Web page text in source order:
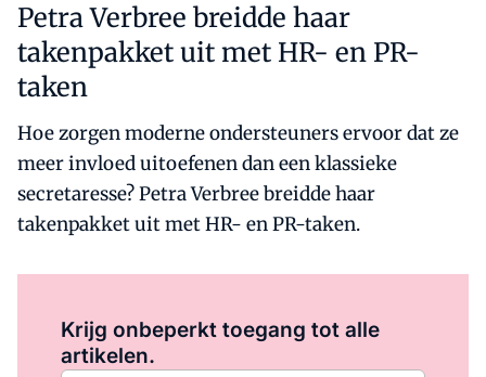
Petra Verbree breidde haar
takenpakket uit met HR- en PR-
taken
Hoe zorgen moderne ondersteuners ervoor dat ze
meer invloed uitoefenen dan een klassieke
secretaresse? Petra Verbree breidde haar
takenpakket uit met HR- en PR-taken.
Krijg onbeperkt toegang tot alle
artikelen.